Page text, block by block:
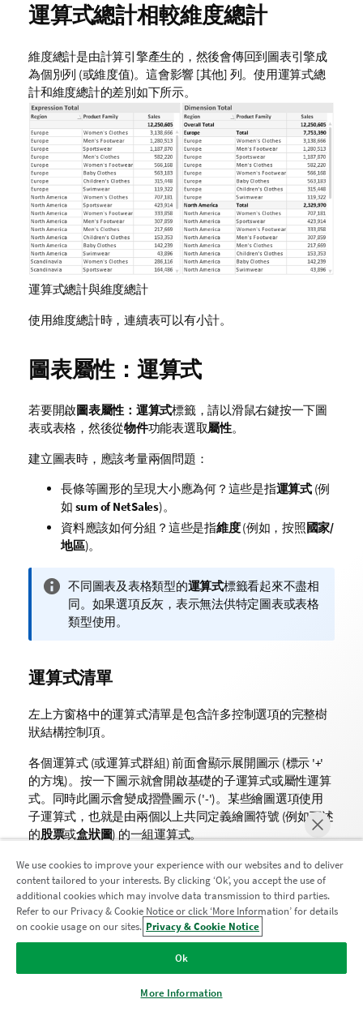
立即聊天
運算式總計相較維度總計
維度總計是由計算引擎產生的，然後會傳回到圖表引擎成
為個別列 (或維度值)。這會影響 [其他] 列。使用運算式總
計和維度總計的差別如下所示。
運算式總計與維度總計
使用維度總計時，連續表可以有小計。
圖表屬性：運算式
若要開啟圖表屬性：運算式標籤，請以滑鼠右鍵按一下圖
表或表格，然後從物件功能表選取屬性。
建立圖表時，應該考量兩個問題：
長條等圖形的呈現大小應為何？這些是指運算式(例
如 sum of NetSales)。
資料應該如何分組？這些是指維度(例如，按照國家/
地區)。
資
訊
備
不同圖表及表格類型的運算式標籤看起來不盡相
同。如果選項反灰，表示無法供特定圖表或表格
類型使用。
運算式清單
左上方窗格中的運算式清單是包含許多控制選項的完整樹
狀結構控制項。
各個運算式 (或運算式群組) 前面會顯示展開圖示 (標示 '+'
的方塊)。按一下圖示就會開啟基礎的子運算式或屬性運算
式。同時此圖示會變成摺疊圖示 ('-')。某些繪圖選項使用
子運算式，也就是由兩個以上共同定義繪圖符號 (例如下述
的股票或盒狀圖) 的一組運算式。
透過屬性運算式也可以動態設定運算式資料的格式。按一
下任一運算式前的展開圖示，可顯示維度屬性運算式的預
留位置。此類功能包括：
背景色彩
編輯預設背景色彩運算式即可建立屬性運算式，以計算資
料點的繪圖色彩。計算色彩的優先順序高於預設的
加入分析現代化計畫
透過分析現代化程式進行現代化而不犧牲寶貴的 QlikView 應用
程式。
We use cookies to improve your experience with our websites and to deliver
content tailored to your interests. By clicking ‘Ok’, you accept the use of
additional cookies which may involve data transmission to third parties.
Refer to our Privacy & Cookie Notice or click ‘More Information’ for details
on cookie usage on our sites. Privacy & Cookie Notice
Ok
More Information